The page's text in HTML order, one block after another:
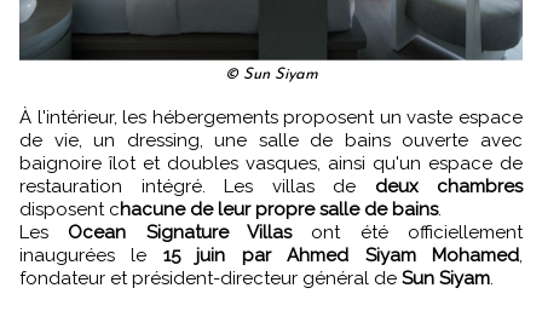
© Sun Siyam
À l'intérieur, les hébergements proposent un vaste espace
de vie, un dressing, une salle de bains ouverte avec
baignoire îlot et doubles vasques, ainsi qu'un espace de
restauration intégré. Les villas de deux chambres
disposent chacune de leur propre salle de bains.
Les Ocean Signature Villasont été officiellement
inaugurées le 15 juin par Ahmed Siyam Mohamed
fondateur et président-directeur général de Sun Siyam